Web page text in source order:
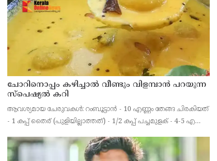
ചോറിനൊപ്പം കഴിച്ചാൽ വീണ്ടും വിളമ്പാൻ പറയുന്ന
സ്പെഷ്യൽ കറി
ആവശ്യമായ ചേരുവകൾ: റംബൂട്ടാൻ - 10 എണ്ണം തേങ്ങ ചിരകിയത്
- 1 കപ്പ് തൈര് (പുളിയില്ലാത്തത്) - 1/2 കപ്പ് പച്ചമുളക് - 4-5 എണ്ണം
ആവശ്യത്തിന് പഞ്ചസാര - 1